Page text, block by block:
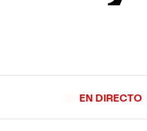
ECONOMÍADEPORTES
EN DIRECTO